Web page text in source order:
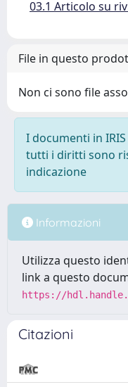
03.1 Articolo su
File in questo
Non ci sono file
I documenti in
tutti i diritti sono
indicazione
Informazioni
Utilizza questo
link a questo
https://
Citazioni